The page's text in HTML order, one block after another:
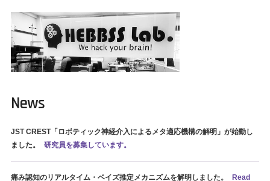
News
JST CREST「ロボティック神経介入によるメタ適応機構の解明」が始動し
ました。
研究員を募集しています。
痛み認知のリアルタイム・ベイズ推定メカニズムを解明しました。 Read